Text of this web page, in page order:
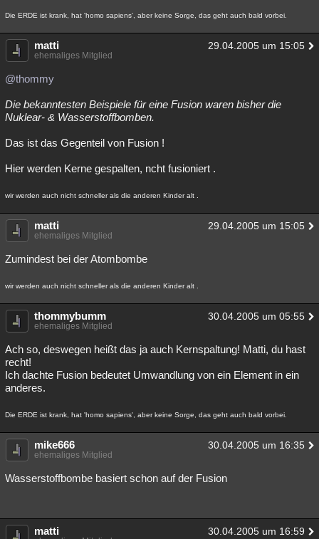
Die ERDE ist krank, hat 'homo sapiens', aber keine Sorge, das geht auch bald vorbei.
matti 29.04.2005 um 15:05
ehemaliges Mitglied
@thommy
Die bekanntesten Beispiele für eine Fusion waren bisher die
Nuklear- & Wasserstoffbomben.
Das ist das Gegenteil von Fusion !
Hier werden Kerne gespalten, ncht fusioniert .
wir werden auch nicht schneller als die anderen Kinder alt .
matti 29.04.2005 um 15:05
ehemaliges Mitglied
Zumindest bei der Atombombe
wir werden auch nicht schneller als die anderen Kinder alt .
thommybumm 30.04.2005 um 05:55
ehemaliges Mitglied
Ach so, deswegen heißt das ja auch Kernspaltung! Matti, du hast
recht!
Ich dachte Fusion bedeutet Umwandlung von ein Element in ein
anderes.
Die ERDE ist krank, hat 'homo sapiens', aber keine Sorge, das geht auch bald vorbei.
mike666 30.04.2005 um 16:35
ehemaliges Mitglied
Wasserstoffbombe basiert schon auf der Fusion
matti 30.04.2005 um 16:59